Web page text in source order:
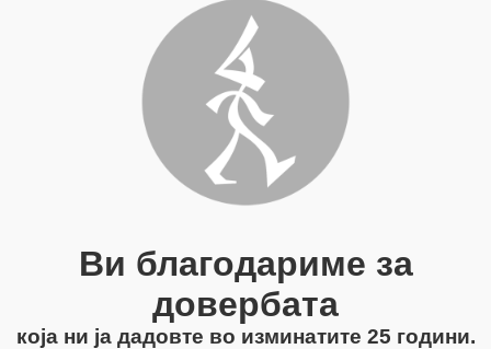
Ви благодариме за
довербата
која ни ја дадовте во изминатите 25 години.